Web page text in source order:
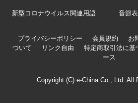
新型コロナウイルス関連用語 音節表
プライバシーポリシー 会員規約 お
ついて
リンク自由 特定商取引法に基
ース
Copyright (C) e-China Co., Ltd. All